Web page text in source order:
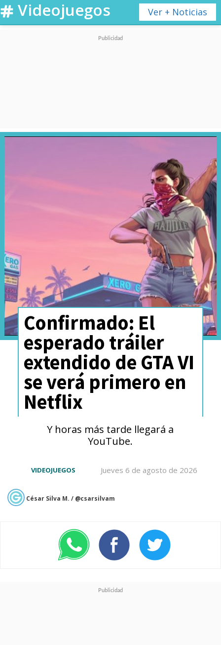
Ver + Noticias
Videojuegos
Confirmado: El
esperado tráiler
extendido de GTA VI
se verá primero en
Netflix
Y horas más tarde llegará a
YouTube.
Jueves 6 de agosto de 2026
VIDEOJUEGOS
César Silva M. / @csarsilvam